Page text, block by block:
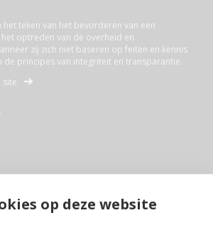
op deze website
het teken van het bevorderen van een
optreden van de overheid en
zij zich niet baseren op feiten en kennis
de principes van integriteit en transparantie.
site